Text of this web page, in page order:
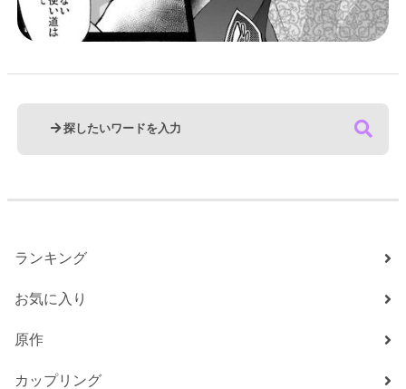
ランキング
お気に入り
原作
カップリング